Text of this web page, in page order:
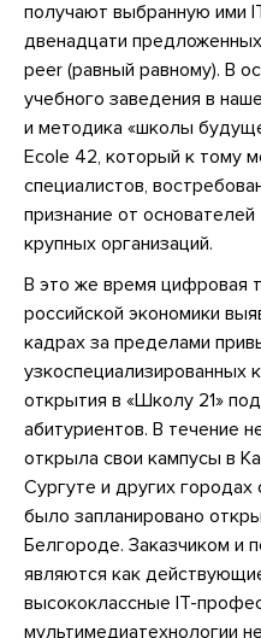
получают выбранную ими
двенадцати
peer (равный равному). В
учебного заведения в
и методика «школы
Ecole 42, который к тому
специалистов,
признание от
крупных организаций.
В это же время цифровая
российской экономики
кадрах за пределами
узкоспециализированных
открытия в «Школу 21»
абитуриентов. В течение
открыла свои кампусы в
Сургуте и других
было запланировано
Белгороде. Заказчиком и
являются как
высококлассные IT-
мультимедиатехнологии